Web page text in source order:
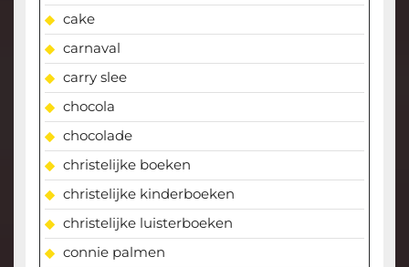
cake
carnaval
carry slee
chocola
chocolade
christelijke boeken
christelijke kinderboeken
christelijke luisterboeken
connie palmen